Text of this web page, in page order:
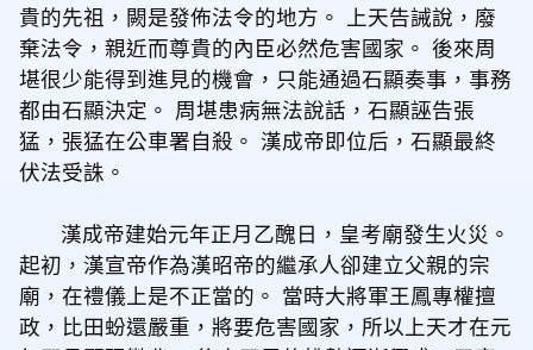
貴的先祖，闕是發佈法令的地方。 上天告誡說，廢
棄法令，親近而尊貴的內臣必然危害國家。 後來周
堪很少能得到進見的機會，只能通過石顯奏事，事務
都由石顯決定。 周堪患病無法說話，石顯誣告張
猛，張猛在公車署自殺。 漢成帝即位后，石顯最終
伏法受誅。
漢成帝建始元年正月乙醜日，皇考廟發生火災。
起初，漢宣帝作為漢昭帝的繼承人卻建立父親的宗
廟，在禮儀上是不正當的。 當時大將軍王鳳專權擅
政，比田蚡還嚴重，將要危害國家，所以上天才在元